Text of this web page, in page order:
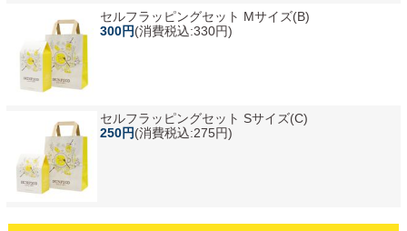
セルフラッピングセット Mサイズ(B)
300円(消費税込:330円)
セルフラッピングセット Sサイズ(C)
250円(消費税込:275円)